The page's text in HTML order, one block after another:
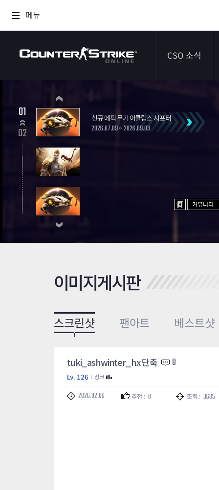
메뉴
CSO 소식
이벤트
신규 에픽 무기 이클립스 시프터
2026.07.09 ~ 2026.09.03
01
02
커뮤니티
이미지게시판
스크린샷 팬아트 베스트샷
tuki_ashwinter_hx 단축 0
Lv. 126 싱크
2026.02.06 추천 : 0 조회 : 3685